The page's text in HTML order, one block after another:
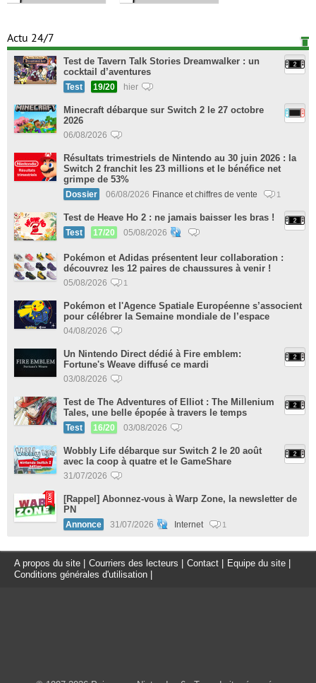
Actu 24/7
Test de Tavern Talk Stories Dreamwalker : un
cocktail d’aventures
Test 19/20 hier
Minecraft débarque sur Switch 2 le 27 octobre
2026
06/08/2026
Résultats trimestriels de Nintendo au 30 juin 2026 : la
Switch 2 franchit les 23 millions et le bénéfice net
grimpe de 53%
Dossier 06/08/2026 Finance et chiffres de vente 1
Test de Heave Ho 2 : ne jamais baisser les bras !
Test 17/20 05/08/2026
Pokémon et Adidas présentent leur collaboration :
découvrez les 12 paires de chaussures à venir !
05/08/2026 1
Pokémon et l'Agence Spatiale Européenne s’associent
pour célébrer la Semaine mondiale de l’espace
04/08/2026
Un Nintendo Direct dédié à Fire emblem:
Fortune's Weave diffusé ce mardi
03/08/2026
Test de The Adventures of Elliot : The Millenium
Tales, une belle épopée à travers le temps
Test 16/20 03/08/2026
Wobbly Life débarque sur Switch 2 le 20 août
avec la coop à quatre et le GameShare
31/07/2026
[Rappel] Abonnez-vous à Warp Zone, la newsletter de
PN
Annonce 31/07/2026 Internet 1
A propos du site Courriers des lecteurs Contact Equipe du site
Conditions générales d'utilisation